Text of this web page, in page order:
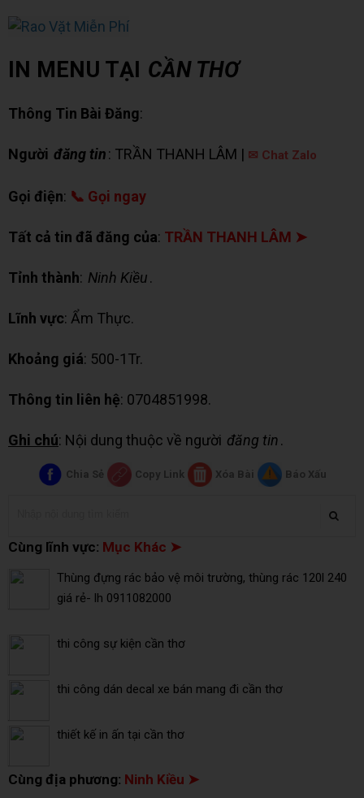
IN MENU TẠI CẦN THƠ
Thông Tin Bài Đăng:
Người đăng tin: TRẦN THANH LÂM | ✉ Chat Zalo
Gọi điện: 📞 Gọi ngay
Tất cả tin đã đăng của: TRẦN THANH LÂM ➤
Tỉnh thành: Ninh Kiều.
Lĩnh vực: Ẩm Thực.
Khoảng giá: 500-1Tr.
Thông tin liên hệ: 0704851998.
Ghi chú: Nội dung thuộc về người đăng tin.
Chia Sẻ Copy Link Xóa Bài Báo Xấu
Cùng lĩnh vực: Mục Khác ➤
Thùng đựng rác bảo vệ môi trường, thùng rác 120l 240
giá rẻ- lh 0911082000
thi công sự kiện cần thơ
thi công dán decal xe bán mang đi cần thơ
thiết kế in ấn tại cần thơ
Cùng địa phương: Ninh Kiều ➤